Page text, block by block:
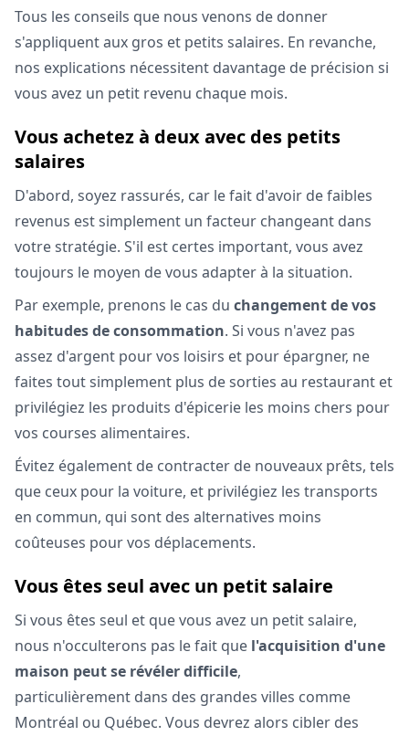
Tous les conseils que nous venons de donner
s'appliquent aux gros et petits salaires. En revanche,
nos explications nécessitent davantage de précision si
vous avez un petit revenu chaque mois.
Vous achetez à deux avec des petits
salaires
D'abord, soyez rassurés, car le fait d'avoir de faibles
revenus est simplement un facteur changeant dans
votre stratégie. S'il est certes important, vous avez
toujours le moyen de vous adapter à la situation.
Par exemple, prenons le cas du changement de vos
habitudes de consommation. Si vous n'avez pas
assez d'argent pour vos loisirs et pour épargner, ne
faites tout simplement plus de sorties au restaurant et
privilégiez les produits d'épicerie les moins chers pour
vos courses alimentaires.
Évitez également de contracter de nouveaux prêts, tels
que ceux pour la voiture, et privilégiez les transports
en commun, qui sont des alternatives moins
coûteuses pour vos déplacements.
Vous êtes seul avec un petit salaire
Si vous êtes seul et que vous avez un petit salaire,
nous n'occulterons pas le fait que l'acquisition d'une
maison peut se révéler difficile,
particulièrement dans des grandes villes comme
Montréal ou Québec. Vous devrez alors cibler des